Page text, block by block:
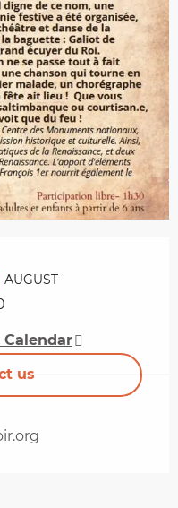
AUGUST
Calendar
us